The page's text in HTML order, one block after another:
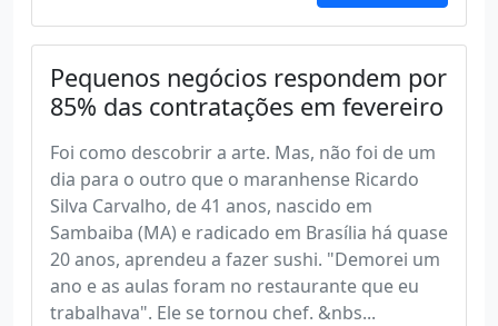
Pequenos negócios respondem por
85% das contratações em fevereiro
Foi como descobrir a arte. Mas, não foi de um
dia para o outro que o maranhense Ricardo
Silva Carvalho, de 41 anos, nascido em
Sambaiba (MA) e radicado em Brasília há quase
20 anos, aprendeu a fazer sushi. "Demorei um
ano e as aulas foram no restaurante que eu
trabalhava". Ele se tornou chef. &nbs...